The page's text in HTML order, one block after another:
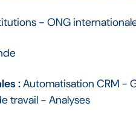
- ONG
:Automatisation CRM -
travail - Analyses